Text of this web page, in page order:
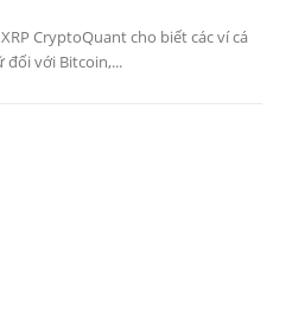
CryptoQuant cho biết các ví cá
đối với Bitcoin,...